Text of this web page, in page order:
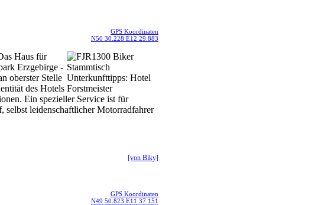
GPS Koordinaten
N50 30.228 E12 29.883
Haus für
Erzgebirge -
oberster Stelle
des Hotels
Ein spezieller Service ist für
selbst leidenschaftlicher Motorradfahrer
[von Biky]
GPS Koordinaten
N49 50.823 E11 37.151